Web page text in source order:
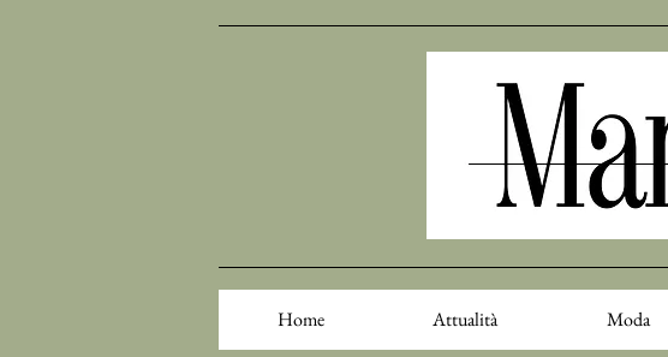
Home Attualità Moda